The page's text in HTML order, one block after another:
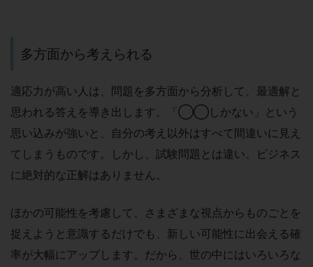
多方面から考えられる
適応力が高い人は、問題を多方面から分析して、最適解と
思われる答えを導き出します。「◯◯しかない」という
思い込みが強いと、自分の考え以外はすべて間違いに見え
てしまうものです。しかし、試験問題とは違い、ビジネス
に絶対的な正解はありません。
ほかの可能性を考慮して、さまざまな視点からものごとを
捉えようと意識するだけでも、新しい可能性に出会える確
率が大幅にアップします。だから、世の中にはいろいろな